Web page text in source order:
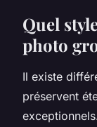
Quel
photo
Il existe
préservent